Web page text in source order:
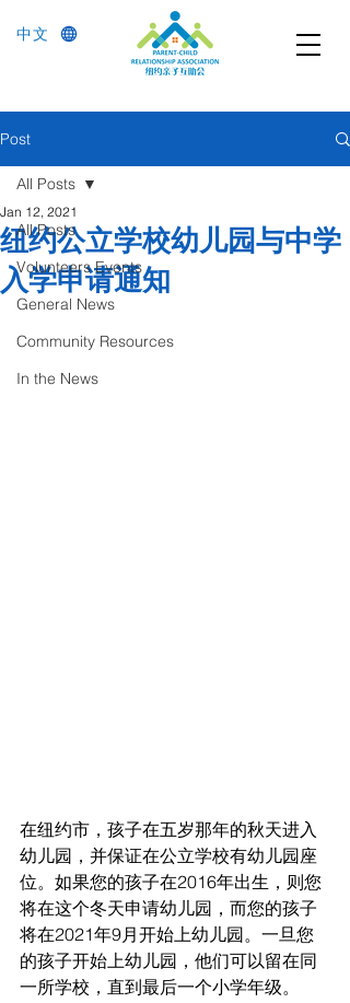
中文
Post
All Posts
Volunteers Events
General News
Community Resources
In the News
All Posts
纽约公立学校幼儿园与中学
入学申请通知
Jan 12, 2021
在纽约市，孩子在五岁那年的秋天进入
幼儿园，并保证在公立学校有幼儿园座
位。如果您的孩子在2016年出生，则您
将在这个冬天申请幼儿园，而您的孩子
将在2021年9月开始上幼儿园。一旦您
的孩子开始上幼儿园，他们可以留在同
一所学校，直到最后一个小学年级。